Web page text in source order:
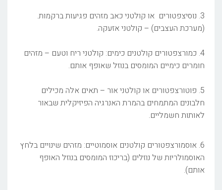
3. נוסיצפטורים או קולטני כאב מזהים פגיעות ברקמות.
(מערכת העצבים) – קולטני אזעקה.
4. כמורצפטורים קולטנים כימים: קולטני ריח וטעם – מזהים
חומרים כימיים המומסים בנוזל שאופף אותם.
5. פוטורצפטורים או קולטני אור – תאים אלה מכילים
חלבונים המתמחים בהמרת האנרגיה הפיזיקלית שבאור
לאותות חשמליים.
6. אוסמורצפטורים קולטנים אוסמוטיים: מזהים שינויים בלחץ
האוסמולריות של נוזלים (בריכוז המומסים בנוזל האופף
אותם).